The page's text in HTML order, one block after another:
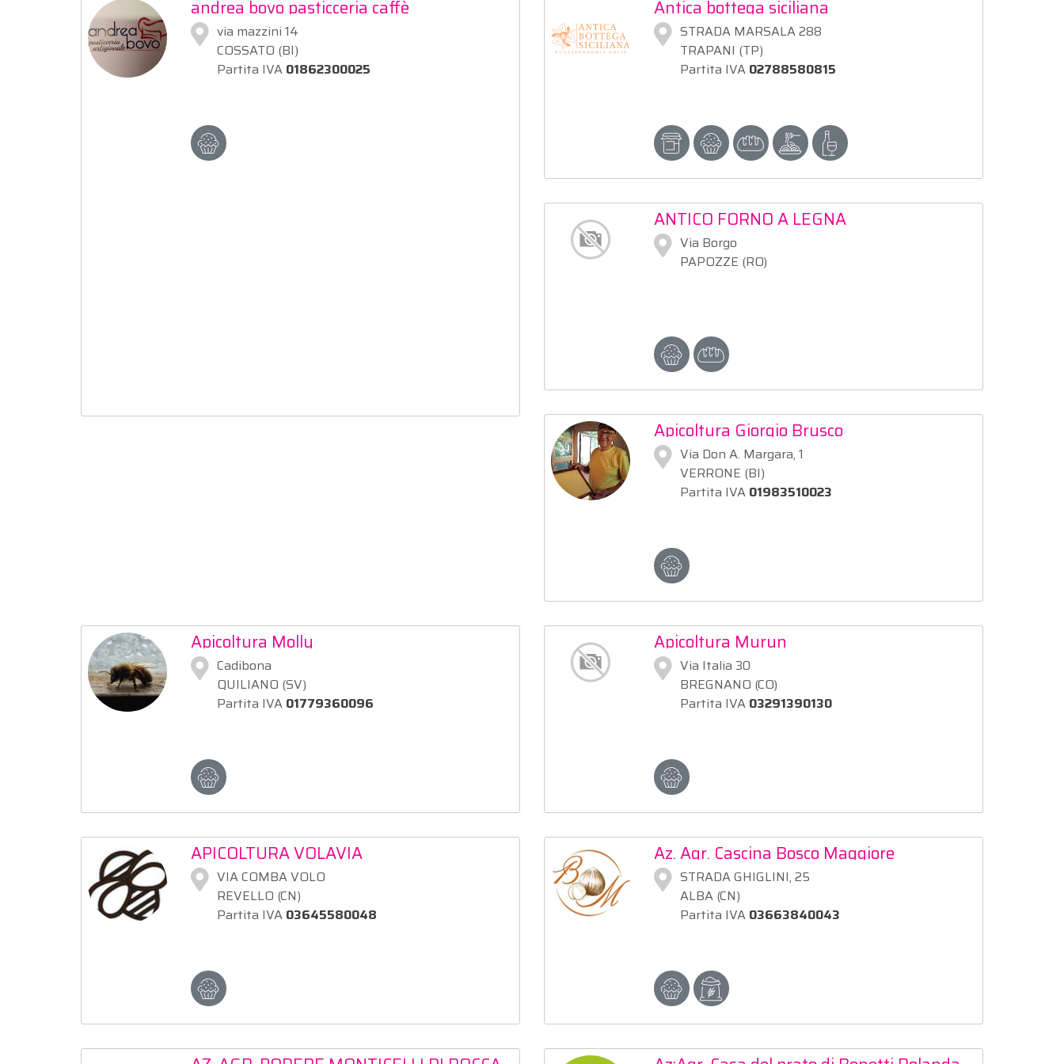
andrea bovo pasticceria caffè
via mazzini 14
COSSATO (BI)
Partita IVA 01862300025
Antica bottega siciliana
STRADA MARSALA 288
TRAPANI (TP)
Partita IVA 02788580815
ANTICO FORNO A LEGNA
Via Borgo
PAPOZZE (RO)
Apicoltura Giorgio Brusco
Via Don A. Margara, 1
VERRONE (BI)
Partita IVA 01983510023
Apicoltura Molly
Cadibona
QUILIANO (SV)
Partita IVA 01779360096
Apicoltura Murun
Via Italia 30
BREGNANO (CO)
Partita IVA 03291390130
APICOLTURA VOLAVIA
VIA COMBA VOLO
REVELLO (CN)
Partita IVA 03645580048
Az. Agr. Cascina Bosco Maggiore
STRADA GHIGLINI, 25
ALBA (CN)
Partita IVA 03663840043